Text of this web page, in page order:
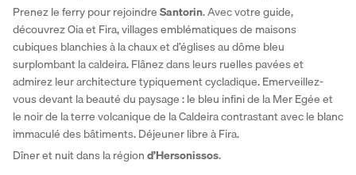
Prenez le ferry pour rejoindre Santorin. Avec votre guide,
découvrez Oia et Fira, villages emblématiques de maisons
cubiques blanchies à la chaux et d’églises au dôme bleu
surplombant la caldeira. Flânez dans leurs ruelles pavées et
admirez leur architecture typiquement cycladique. Emerveillez-
vous devant la beauté du paysage : le bleu infini de la Mer Egée et
le noir de la terre volcanique de la Caldeira contrastant avec le blanc
immaculé des bâtiments. Déjeuner libre à Fira.
Dîner et nuit dans la région d’Hersonissos.